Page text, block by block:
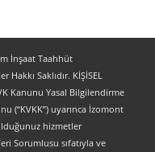
İnşaat Taahhüt
Saklıdır. KİŞİSEL
Kanunu Yasal Bilgilendirme
(“KVKK”) uyarınca İzomont
hizmetler
Sorumlusu sıfatıyla ve